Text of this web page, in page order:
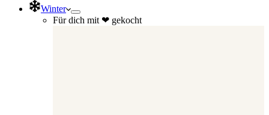
Winter
Für dich mit ❤ gekocht